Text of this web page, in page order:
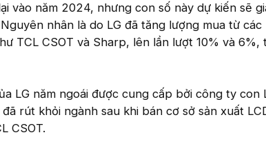
vào năm 2024, nhưng con số này dự kiến sẽ
nhân là do LG đã tăng lượng mua từ các
TCL CSOT và Sharp, lên lần lượt 10% và 6%,
LG năm ngoái được cung cấp bởi công ty con
rút khỏi ngành sau khi bán cơ sở sản xuất
CSOT.